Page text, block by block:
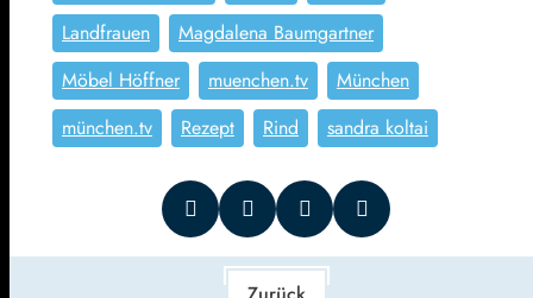
Landfrauen
Magdalena Baumgartner
Möbel Höffner
muenchen.tv
München
münchen.tv
Rezept Rind sandra koltai